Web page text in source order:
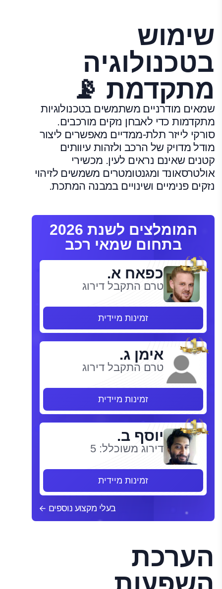
שימוש
בטכנולוגיה
מתקדמת 📡
שמאים מודרניים משתמשים בטכנולוגיות
מתקדמות כדי לאבחן נזקים מורכבים.
סורקי לייזר תלת-ממדיים מאפשרים ליצור
מודל מדויק של הרכב ולזהות עיוותים
קטנים שאינם נראים לעין. מכשירי
אולטרסאונד ומגנטומטרים משמשים לזיהוי
נזקים פנימיים ושינויים במבנה המתכת.
המומלצים לשנת 2026
בתחום שמאי רכב
כפאח א.
טרם התקבל דירוג
זמינות מיידית
אימן ג.
טרם התקבל דירוג
זמינות מיידית
יוסף ב.
דירוג משוכלל: 5
זמינות מיידית
בעלי מקצוע נוספים
הערכת